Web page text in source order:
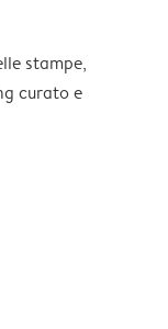
stampe,
curato e